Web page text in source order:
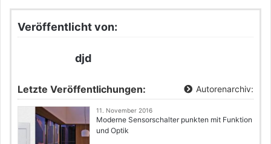
Veröffentlicht von:
djd
Letzte Veröffentlichungen: Autorenarchiv:
11. November 2016
Moderne Sensorschalter punkten mit Funktion
und Optik